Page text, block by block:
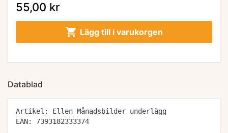
55,00 kr
 Lägg till i varukorgen
Datablad
Artikel: Ellen Månadsbilder underlägg
EAN: 7393182333374